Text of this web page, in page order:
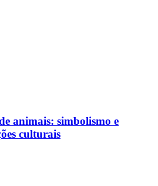
animais: simbolismo e
culturais